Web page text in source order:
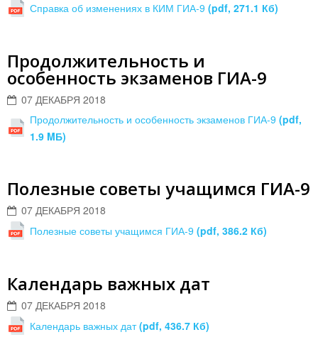
Справка об изменениях в КИМ ГИА-9 (pdf, 271.1 Кб)
Продолжительность и
особенность экзаменов ГИА-9
07 ДЕКАБРЯ 2018
Продолжительность и особенность экзаменов ГИА-9 (pdf,
1.9 MБ)
Полезные советы учащимся ГИА-9
07 ДЕКАБРЯ 2018
Полезные советы учащимся ГИА-9 (pdf, 386.2 Кб)
Календарь важных дат
07 ДЕКАБРЯ 2018
Календарь важных дат(pdf, 436.7 Кб)